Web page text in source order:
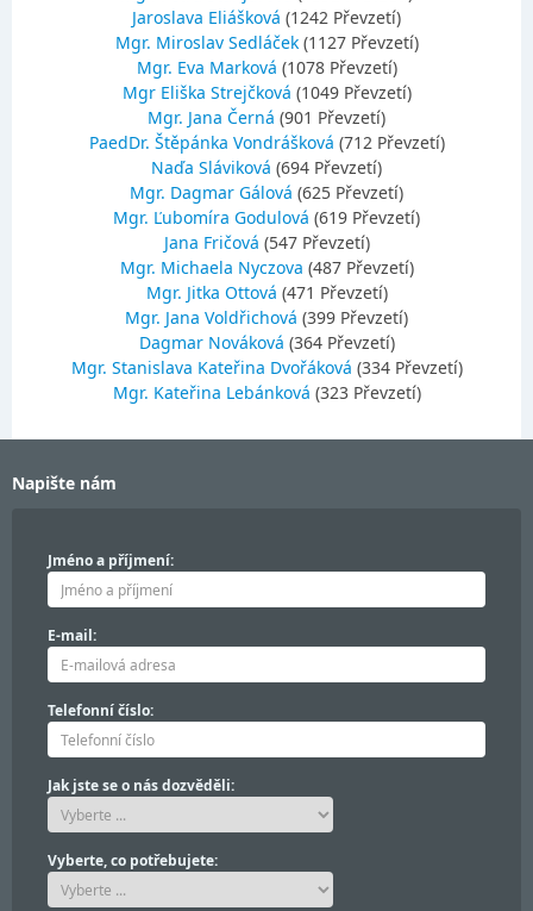
Jaroslava Eliášková (1242 Převzetí)
Mgr. Miroslav Sedláček (1127 Převzetí)
Mgr. Eva Marková (1078 Převzetí)
Mgr Eliška Strejčková (1049 Převzetí)
Mgr. Jana Černá (901 Převzetí)
PaedDr. Štěpánka Vondrášková (712 Převzetí)
Naďa Sláviková (694 Převzetí)
Mgr. Dagmar Gálová (625 Převzetí)
Mgr. Ľubomíra Godulová (619 Převzetí)
Jana Fričová (547 Převzetí)
Mgr. Michaela Nyczova (487 Převzetí)
Mgr. Jitka Ottová (471 Převzetí)
Mgr. Jana Voldřichová (399 Převzetí)
Dagmar Nováková (364 Převzetí)
Mgr. Stanislava Kateřina Dvořáková (334 Převzetí)
Mgr. Kateřina Lebánková (323 Převzetí)
Napište nám
Jméno a příjmení:
E-mail:
Telefonní číslo:
Jak jste se o nás dozvěděli:
Vyberte, co potřebujete: